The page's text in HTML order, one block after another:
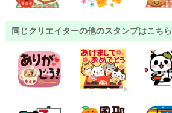
同じクリエイターの他のスタンプはこちら